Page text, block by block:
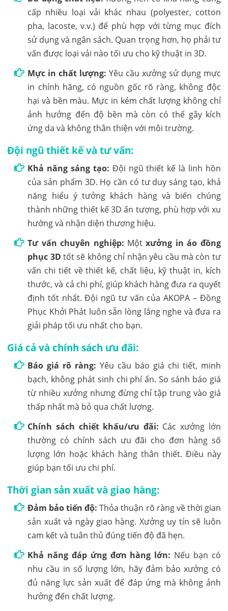
cấp nhiều loại vải khác nhau (polyester, cotton
pha, lacoste, v.v.) để phù hợp với từng mục đích
sử dụng và ngân sách. Quan trọng hơn, họ phải tư
vấn được loại vải nào tối ưu cho kỹ thuật in 3D.
Mực in chất lượng: Yêu cầu xưởng sử dụng mực
in chính hãng, có nguồn gốc rõ ràng, không độc
hại và bền màu. Mực in kém chất lượng không chỉ
ảnh hưởng đến độ bền mà còn có thể gây kích
ứng da và không thân thiện với môi trường.
Đội ngũ thiết kế và tư vấn:
Khả năng sáng tạo: Đội ngũ thiết kế là linh hồn
của sản phẩm 3D. Họ cần có tư duy sáng tạo, khả
năng hiểu ý tưởng khách hàng và biến chúng
thành những thiết kế 3D ấn tượng, phù hợp với xu
hướng và nhận diện thương hiệu.
Tư vấn chuyên nghiệp: Mộtxưởng in áo đồng
phục 3D tốt sẽ không chỉ nhận yêu cầu mà còn tư
vấn chi tiết về thiết kế, chất liệu, kỹ thuật in, kích
thước, và cả chi phí, giúp khách hàng đưa ra quyết
định tốt nhất. Đội ngũ tư vấn của AKOPA – Đồng
Phục Khởi Phát luôn sẵn lòng lắng nghe và đưa ra
giải pháp tối ưu nhất cho bạn.
Giá cả và chính sách ưu đãi:
Báo giá rõ ràng: Yêu cầu báo giá chi tiết, minh
bạch, không phát sinh chi phí ẩn. So sánh báo giá
từ nhiều xưởng nhưng đừng chỉ tập trung vào giá
thấp nhất mà bỏ qua chất lượng.
Chính sách chiết khấu/ưu đãi: Các xưởng lớn
thường có chính sách ưu đãi cho đơn hàng số
lượng lớn hoặc khách hàng thân thiết. Điều này
giúp bạn tối ưu chi phí.
Thời gian sản xuất và giao hàng:
Đảm bảo tiến độ: Thỏa thuận rõ ràng về thời gian
sản xuất và ngày giao hàng. Xưởng uy tín sẽ luôn
cam kết và tuân thủ đúng tiến độ đã hẹn.
Khả năng đáp ứng đơn hàng lớn: Nếu bạn có
nhu cầu in số lượng lớn, hãy đảm bảo xưởng có
đủ năng lực sản xuất để đáp ứng mà không ảnh
hưởng đến chất lượng.